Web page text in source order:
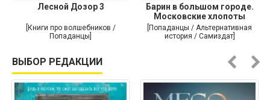
Лесной Дозор 3
[Книги про волшебников /
Попаданцы]
Барин в большом городе.
Московские хлопоты
[Попаданцы / Альтернативная
история / Самиздат]
ВЫБОР РЕДАКЦИИ